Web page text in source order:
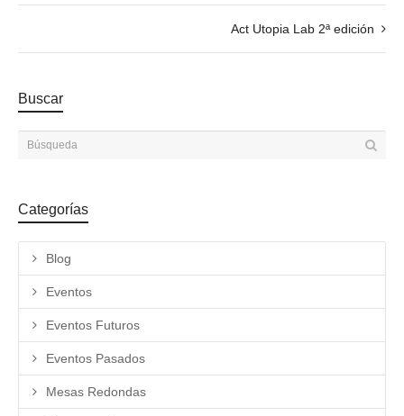
Act Utopia Lab 2ª edición
Buscar
Categorías
Blog
Eventos
Eventos Futuros
Eventos Pasados
Mesas Redondas